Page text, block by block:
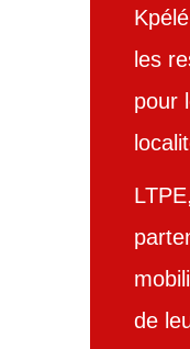
les
pour
de